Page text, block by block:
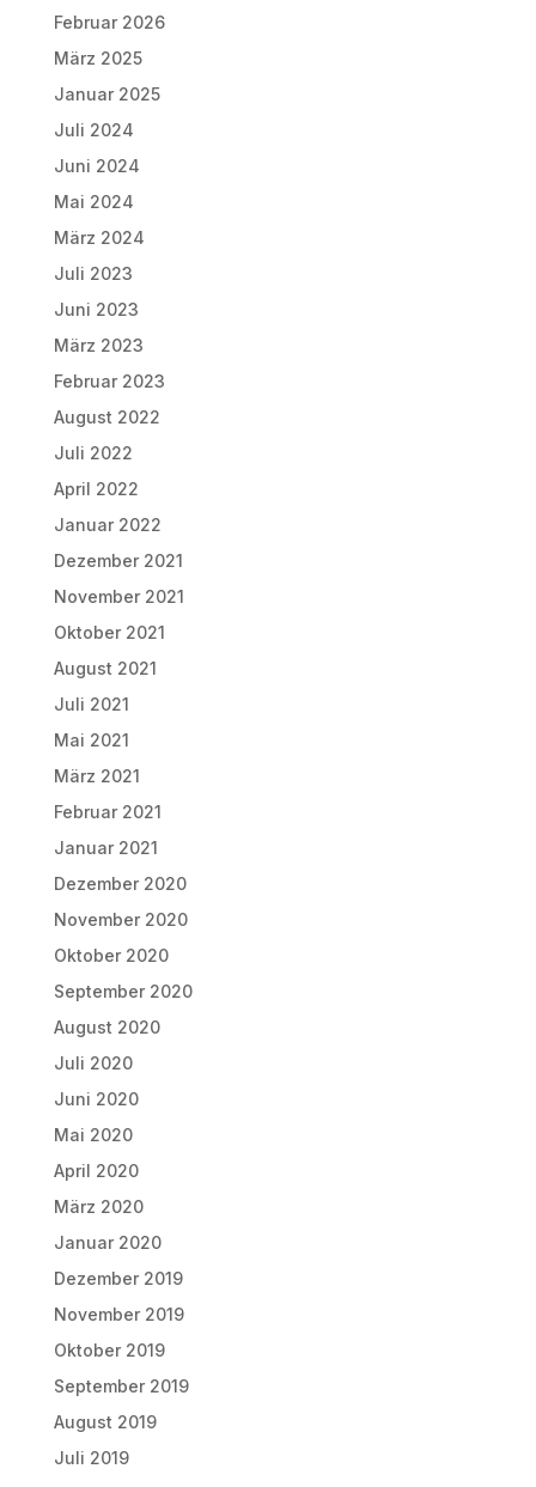
Februar 2026
März 2025
Januar 2025
Juli 2024
Juni 2024
Mai 2024
März 2024
Juli 2023
Juni 2023
März 2023
Februar 2023
August 2022
Juli 2022
April 2022
Januar 2022
Dezember 2021
November 2021
Oktober 2021
August 2021
Juli 2021
Mai 2021
März 2021
Februar 2021
Januar 2021
Dezember 2020
November 2020
Oktober 2020
September 2020
August 2020
Juli 2020
Juni 2020
Mai 2020
April 2020
März 2020
Januar 2020
Dezember 2019
November 2019
Oktober 2019
September 2019
August 2019
Juli 2019